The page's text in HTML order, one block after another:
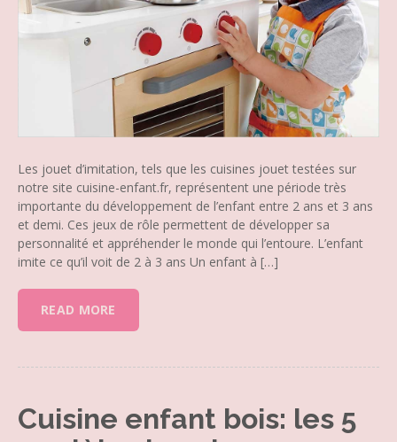
Les jouet d’imitation, tels que les cuisines jouet testées sur
notre site cuisine-enfant.fr, représentent une période très
importante du développement de l’enfant entre 2 ans et 3 ans
et demi. Ces jeux de rôle permettent de développer sa
personnalité et appréhender le monde qui l’entoure. L’enfant
imite ce qu’il voit de 2 à 3 ans Un enfant à […]
READ MORE
Cuisine enfant bois: les 5